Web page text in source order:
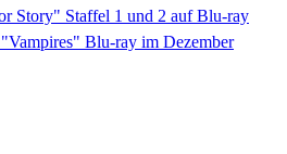
Story" Staffel 1 und 2 auf Blu-ray
"Vampires" Blu-ray im Dezember